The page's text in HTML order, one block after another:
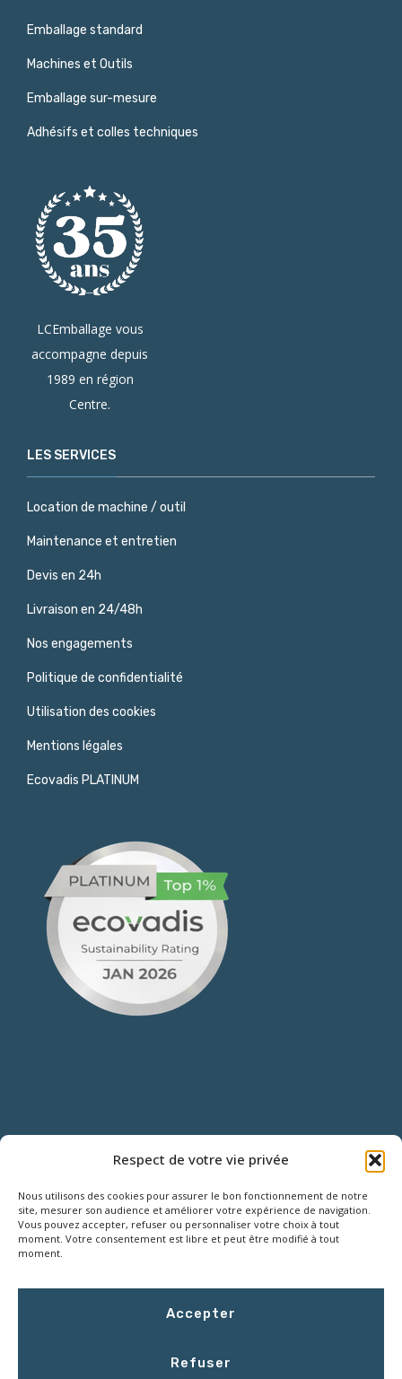
Respect de votre vie privée
Nous utilisons des cookies pour assurer le bon fonctionnement de notre
site, mesurer son audience et améliorer votre expérience de navigation.
Vous pouvez accepter, refuser ou personnaliser votre choix à tout
moment. Votre consentement est libre et peut être modifié à tout
moment.
Accepter
Refuser
Emballage standard
Machines et Outils
Emballage sur-mesure
Adhésifs et colles techniques
LCEmballage vous
accompagne depuis
1989 en région
Centre.
LES SERVICES
Location de machine / outil
Maintenance et entretien
Devis en 24h
Livraison en 24/48h
Nos engagements
Politique de confidentialité
Utilisation des cookies
Mentions légales
Ecovadis PLATINUM
18 Rue Roger SALENGRO,
Z.I. des Grouëts, 41100 SAINT-OUEN